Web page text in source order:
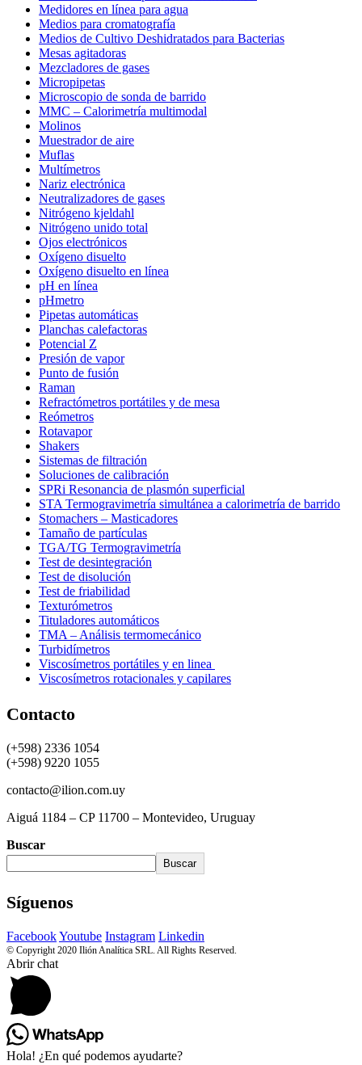
Medidores en línea para agua
Medios para cromatografía
Medios de Cultivo Deshidratados para Bacterias
Mesas agitadoras
Mezcladores de gases
Micropipetas
Microscopio de sonda de barrido
MMC – Calorimetría multimodal
Molinos
Muestrador de aire
Muflas
Multímetros
Nariz electrónica
Neutralizadores de gases
Nitrógeno kjeldahl
Nitrógeno unido total
Ojos electrónicos
Oxígeno disuelto
Oxígeno disuelto en línea
pH en línea
pHmetro
Pipetas automáticas
Planchas calefactoras
Potencial Z
Presión de vapor
Punto de fusión
Raman
Refractómetros portátiles y de mesa
Reómetros
Rotavapor
Shakers
Sistemas de filtración
Soluciones de calibración
SPRi Resonancia de plasmón superficial
STA Termogravimetría simultánea a calorimetría de barrido
Stomachers – Masticadores
Tamaño de partículas
TGA/TG Termogravimetría
Test de desintegración
Test de disolución
Test de friabilidad
Texturómetros
Tituladores automáticos
TMA – Análisis termomecánico
Turbidímetros
Viscosímetros portátiles y en linea
Viscosímetros rotacionales y capilares
Contacto
(+598) 2336 1054
(+598) 9220 1055
contacto@ilion.com.uy
Aiguá 1184 – CP 11700 – Montevideo, Uruguay
Buscar
Buscar
Síguenos
FacebookYoutube Instagram Linkedin
© Copyright 2020 Ilión Analítica SRL. All Rights Reserved.
Abrir chat
Hola! ¿En qué podemos ayudarte?